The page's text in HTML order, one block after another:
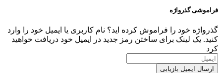
فراموشی گذرواژه
گذرواژه خود را فراموش کرده اید؟ نام کاربری یا ایمیل خود را وارد
کنید. یک لینک برای ساختن رمز جدید در ایمیل خود دریافت خواهید
کرد
ارسال ایمیل بازیابی